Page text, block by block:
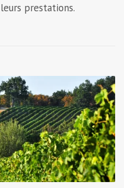
prestations.